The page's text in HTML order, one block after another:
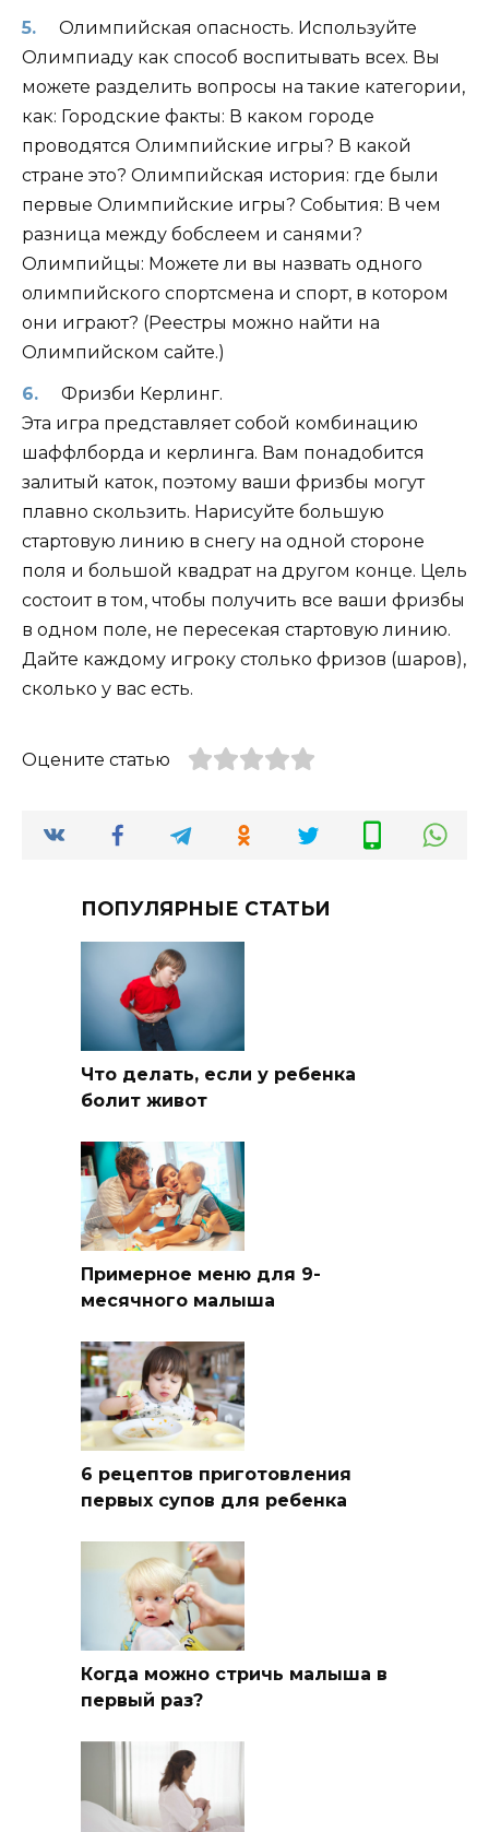
Олимпийская опасность. Используйте
Олимпиаду как способ воспитывать всех. Вы
можете разделить вопросы на такие категории,
как: Городские факты: В каком городе
проводятся Олимпийские игры? В какой
стране это? Олимпийская история: где были
первые Олимпийские игры? События: В чем
разница между бобслеем и санями?
Олимпийцы: Можете ли вы назвать одного
олимпийского спортсмена и спорт, в котором
они играют? (Реестры можно найти на
Олимпийском сайте.)
Фризби Керлинг.
Эта игра представляет собой комбинацию
шаффлборда и керлинга. Вам понадобится
залитый каток, поэтому ваши фризбы могут
плавно скользить. Нарисуйте большую
стартовую линию в снегу на одной стороне
поля и большой квадрат на другом конце. Цель
состоит в том, чтобы получить все ваши фризбы
в одном поле, не пересекая стартовую линию.
Дайте каждому игроку столько фризов (шаров),
сколько у вас есть.
Оцените статью
ПОПУЛЯРНЫЕ СТАТЬИ
Что делать, если у ребенка
болит живот
Примерное меню для 9-
месячного малыша
6 рецептов приготовления
первых супов для ребенка
Когда можно стричь малыша в
первый раз?